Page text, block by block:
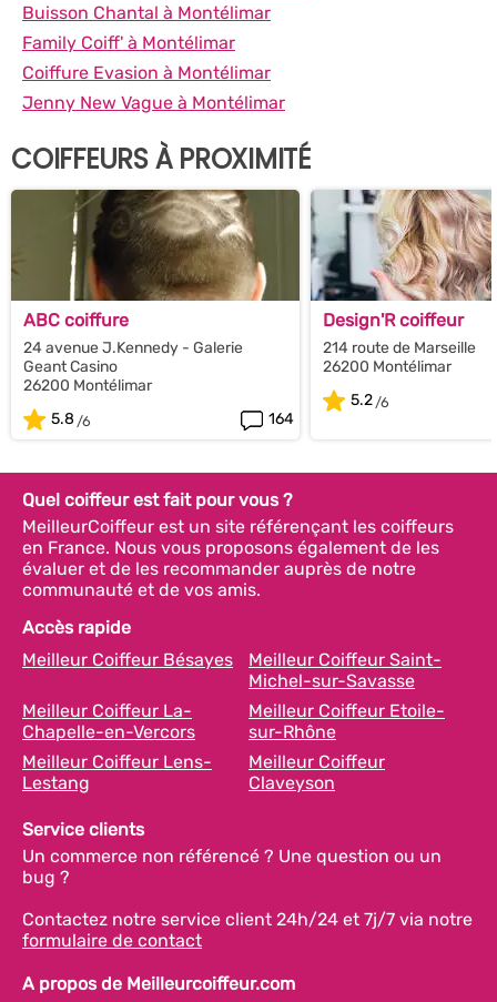
Buisson Chantal à Montélimar
Family Coiff' à Montélimar
Coiffure Evasion à Montélimar
Jenny New Vague à Montélimar
COIFFEURS À PROXIMITÉ
ABC coiffure
24 avenue J.Kennedy - Galerie
Geant Casino
26200 Montélimar
5.8
164
Design'R coiffeur
214 route de Marseille
26200 Montélimar
5.2
Quel coiffeur est fait pour vous ?
MeilleurCoiffeur est un site référençant les coiffeurs
en France. Nous vous proposons également de les
évaluer et de les recommander auprès de notre
communauté et de vos amis.
Accès rapide
Meilleur Coiffeur Bésayes
Meilleur Coiffeur Saint-
Michel-sur-Savasse
Meilleur Coiffeur La-
Chapelle-en-Vercors
Meilleur Coiffeur Etoile-
sur-Rhône
Meilleur Coiffeur Lens-
Lestang
Meilleur Coiffeur
Claveyson
Service clients
Un commerce non référencé ? Une question ou un
bug ?
Contactez notre service client 24h/24 et 7j/7 via notre
formulaire de contact
A propos de Meilleurcoiffeur.com